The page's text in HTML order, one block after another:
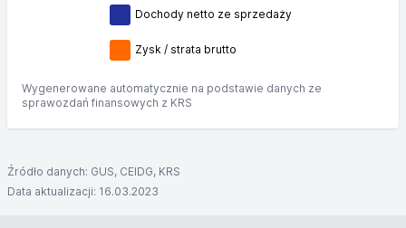
Dochody netto ze sprzedaży
Zysk / strata brutto
Wygenerowane automatycznie na podstawie danych ze
sprawozdań finansowych z KRS
Źródło danych: GUS, CEIDG, KRS
Data aktualizacji: 16.03.2023